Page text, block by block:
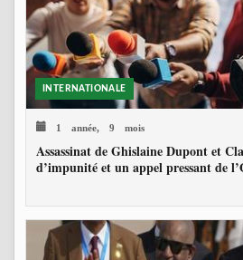
INTERNATIONALE
1 année, 9 mois
Assassinat de Ghislaine Dupont et
d’impunité et un appel pressant de